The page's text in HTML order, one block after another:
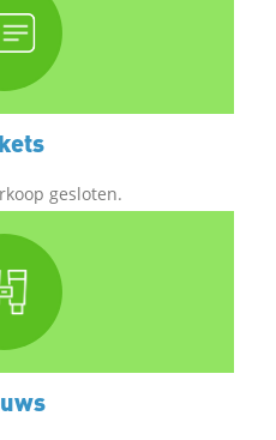
gesloten.